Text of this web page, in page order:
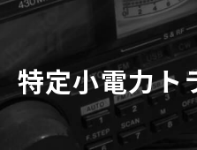
特定小電力ト